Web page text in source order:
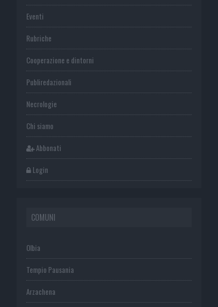
Eventi
Rubriche
Cooperazione e dintorni
Publiredazionali
Necrologie
Chi siamo
Abbonati
Login
COMUNI
Olbia
Tempio Pausania
Arzachena